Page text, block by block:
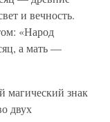
и вечность.
«Народ
а мать —
магический знак
двух